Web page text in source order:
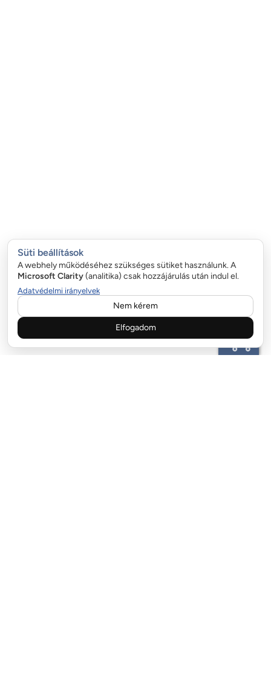
Süti beállítások
A webhely működéséhez szükséges sütiket használunk. A
Microsoft Clarity(analitika) csak hozzájárulás után indul el.
Adatvédelmi irányelvek
Nem kérem
Elfogadom